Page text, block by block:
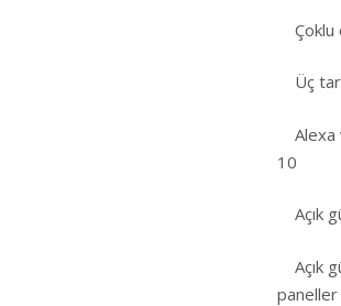
Çoklu
Üç
Alexa
10
Açık
Açık
paneller